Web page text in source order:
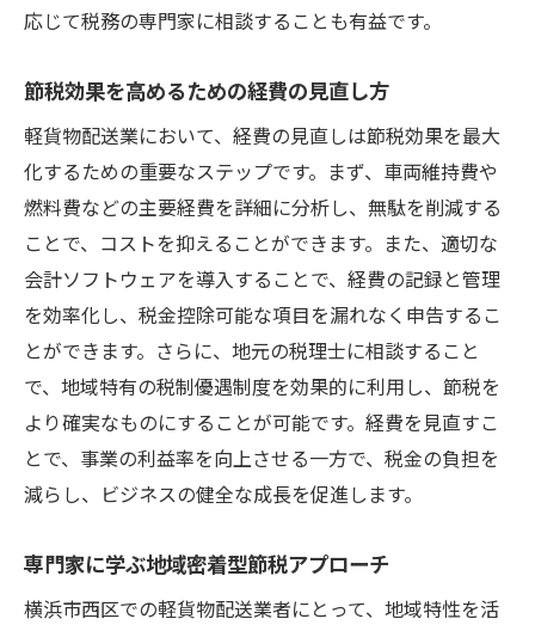
応じて税務の専門家に相談することも有益です。
節税効果を高めるための経費の見直し方
軽貨物配送業において、経費の見直しは節税効果を最大
化するための重要なステップです。まず、車両維持費や
燃料費などの主要経費を詳細に分析し、無駄を削減する
ことで、コストを抑えることができます。また、適切な
会計ソフトウェアを導入することで、経費の記録と管理
を効率化し、税金控除可能な項目を漏れなく申告するこ
とができます。さらに、地元の税理士に相談すること
で、地域特有の税制優遇制度を効果的に利用し、節税を
より確実なものにすることが可能です。経費を見直すこ
とで、事業の利益率を向上させる一方で、税金の負担を
減らし、ビジネスの健全な成長を促進します。
専門家に学ぶ地域密着型節税アプローチ
横浜市西区での軽貨物配送業者にとって、地域特性を活